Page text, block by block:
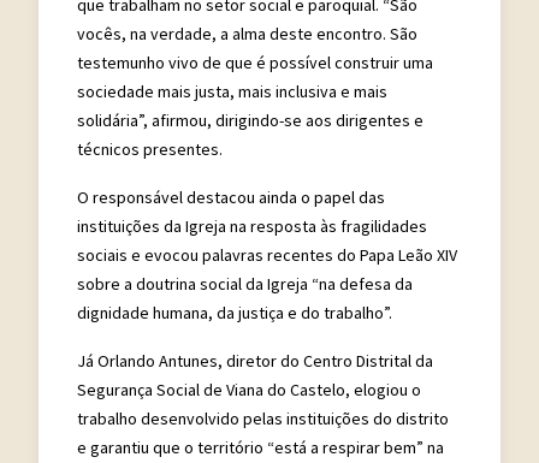
que trabalham no setor social e paroquial. “São
vocês, na verdade, a alma deste encontro. São
testemunho vivo de que é possível construir uma
sociedade mais justa, mais inclusiva e mais
solidária”, afirmou, dirigindo-se aos dirigentes e
técnicos presentes.
O responsável destacou ainda o papel das
instituições da Igreja na resposta às fragilidades
sociais e evocou palavras recentes do Papa Leão XIV
sobre a doutrina social da Igreja “na defesa da
dignidade humana, da justiça e do trabalho”.
Já Orlando Antunes, diretor do Centro Distrital da
Segurança Social de Viana do Castelo, elogiou o
trabalho desenvolvido pelas instituições do distrito
e garantiu que o território “está a respirar bem” na